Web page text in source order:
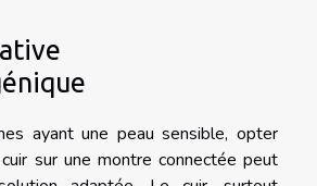
ayant une peau sensible, opter
sur une montre connectée peut